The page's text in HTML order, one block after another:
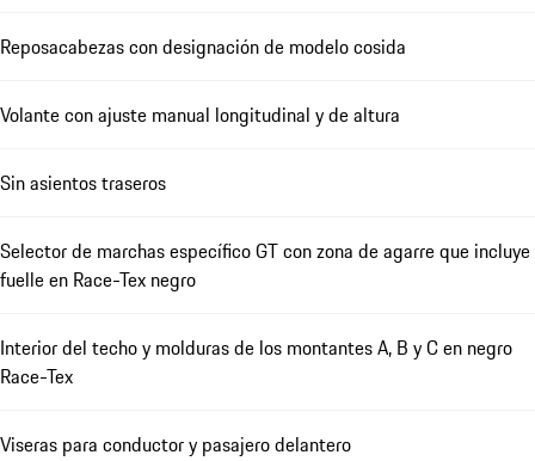
Reposacabezas con designación de modelo cosida
Volante con ajuste manual longitudinal y de altura
Sin asientos traseros
Selector de marchas específico GT con zona de agarre que incluye
fuelle en Race-Tex negro
Interior del techo y molduras de los montantes A, B y C en negro
Race-Tex
Viseras para conductor y pasajero delantero